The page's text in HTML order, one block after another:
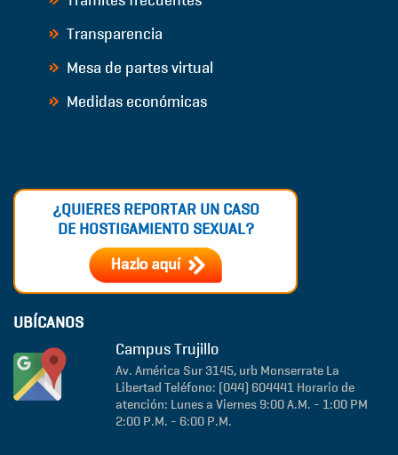
Transparencia
Mesa de partes virtual
Medidas económicas
¿QUIERES REPORTAR UN CASO
DE HOSTIGAMIENTO SEXUAL?
UBÍCANOS
Campus Trujillo
Av. América Sur 3145, urb Monserrate La
Libertad Teléfono: (044) 604441 Horario de
atención: Lunes a Viernes 9:00 A.M. - 1:00 PM
2:00 P.M. - 6:00 P.M.